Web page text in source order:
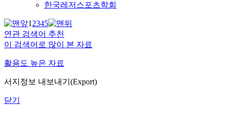
한국레저스포츠학회
12345
연관 검색어 추천
이 검색어로 많이 본 자료
활용도 높은 자료
서지정보 내보내기(Export)
닫기